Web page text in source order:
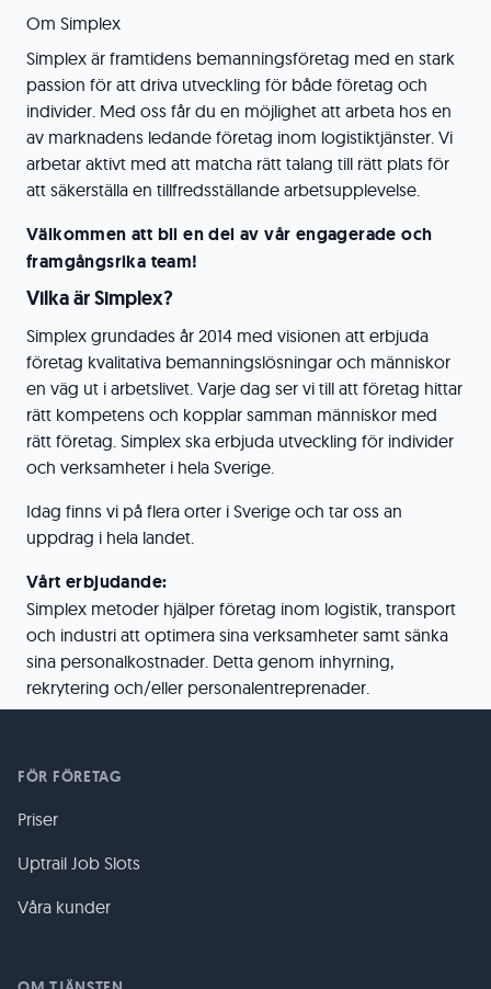
Om Simplex
Simplex är framtidens bemanningsföretag med en stark
passion för att driva utveckling för både företag och
individer. Med oss får du en möjlighet att arbeta hos en
av marknadens ledande företag inom logistiktjänster. Vi
arbetar aktivt med att matcha rätt talang till rätt plats för
att säkerställa en tillfredsställande arbetsupplevelse.
Välkommen att bli en del av vår engagerade och
framgångsrika team!
Vilka är Simplex?
Simplex grundades år 2014 med visionen att erbjuda
företag kvalitativa bemanningslösningar och människor
en väg ut i arbetslivet. Varje dag ser vi till att företag hittar
rätt kompetens och kopplar samman människor med
rätt företag. Simplex ska erbjuda utveckling för individer
och verksamheter i hela Sverige.
Idag finns vi på flera orter i Sverige och tar oss an
uppdrag i hela landet.
Vårt erbjudande:
Simplex metoder hjälper företag inom logistik, transport
och industri att optimera sina verksamheter samt sänka
sina personalkostnader. Detta genom inhyrning,
rekrytering och/eller personalentreprenader.
FÖR FÖRETAG
Priser
Uptrail Job Slots
Våra kunder